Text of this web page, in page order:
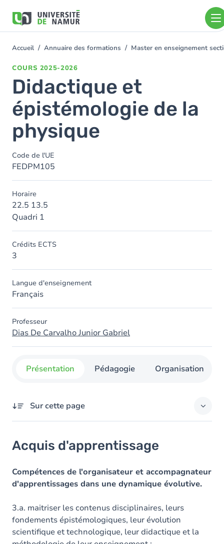
contenu
You
Accueil Annuaire des formations Master en enseignement
COURS 2025-2026
Didactique et
épistémologie de la
physique
Code de l'UE
FEDPM105
Horaire
22.5 13.5
Quadri 1
Crédits ECTS
3
Langue d'enseignement
Français
Professeur
Dias De Carvalho Junior Gabriel
Présentation Pédagogie Organisation
Sur cette page
Objectifs
Contenu
Table des matières
Acquis d'apprentissage
Compétences de l'organisateur et accompagnateur
d'apprentissages dans une dynamique évolutive.
3.a. maitriser les contenus disciplinaires, leurs
fondements épistémologiques, leur évolution
scientifique et technologique, leur didactique et la